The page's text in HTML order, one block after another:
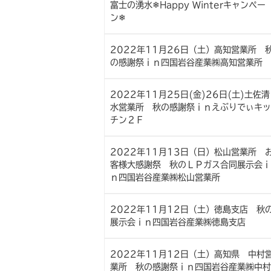
富士の湧水❄Happy Winterキャンペー
ン❄
2022年11月26日（土）高知営業所
の感謝祭ｉｎ四国岩谷産業㈱高知営業所
2022年11月25日(金)26日(土)土佐清
水営業所 秋の感謝祭ｉｎえぶりでぃキッ
チン２Ｆ
2022年11月13日（日）松山営業所
客様大感謝祭 秋のＬＰガス合同展示会ｉ
ｎ四国岩谷産業㈱松山営業所
2022年11月12日（土）徳島支店 秋
展示会ｉｎ四国岩谷産業㈱徳島支店
2022年11月12日（土）高知県 中村
業所 秋の感謝祭ｉｎ四国岩谷産業㈱中村